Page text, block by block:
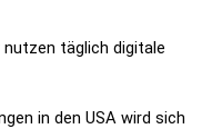
täglich digitale
in den USA wird sich